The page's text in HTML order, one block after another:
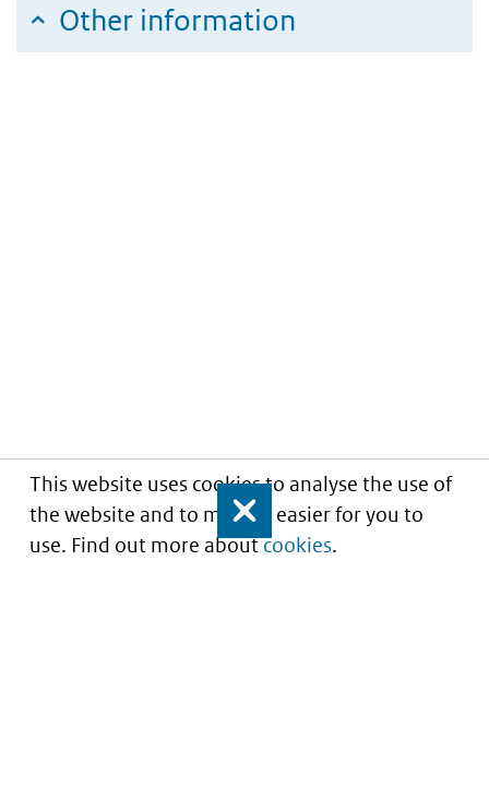
This website uses cookies to analyse the use of
the website and to make it easier for you to
use. Find out more aboutcookies.
Close
Other information